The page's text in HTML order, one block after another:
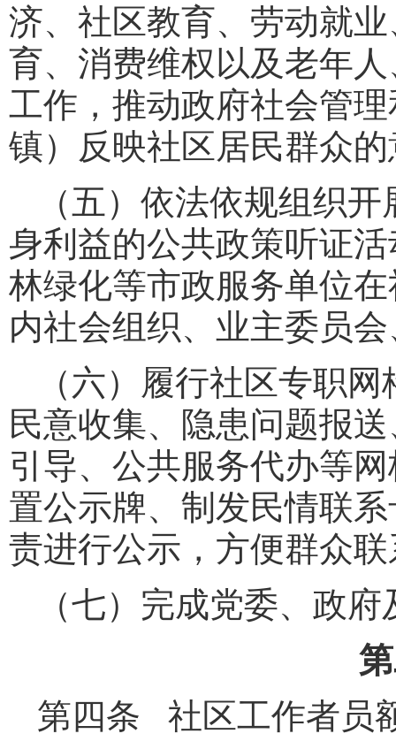
济、社区教育、劳动就
育、消费维权以及老年
工作，推动政府社会管
镇）反映社区居民群众
（五）依法依规组织
身利益的公共政策听证
林绿化等市政服务单位
内社会组织、业主委员
（六）履行社区专职
民意收集、隐患问题报
引导、公共服务代办等
置公示牌、制发民情联
责进行公示，方便群众
（七）完成党委、政
第四条 社区工作者员